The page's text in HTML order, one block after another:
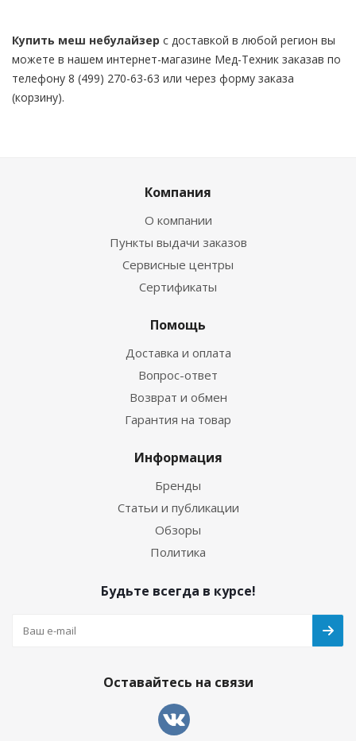
Купить меш небулайзер с доставкой в любой регион вы
можете в нашем интернет-магазине Мед-Техник заказав по
телефону 8 (499) 270-63-63 или через форму заказа
(корзину).
Компания
О компании
Пункты выдачи заказов
Сервисные центры
Сертификаты
Помощь
Доставка и оплата
Вопрос-ответ
Возврат и обмен
Гарантия на товар
Информация
Бренды
Статьи и публикации
Обзоры
Политика
Будьте всегда в курсе!
Оставайтесь на связи